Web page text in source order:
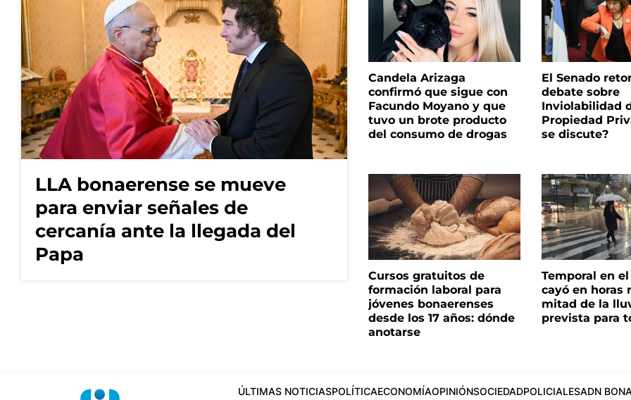
LLA bonaerense se mueve
para enviar señales de
cercanía ante la llegada del
Papa
Candela Arizaga
confirmó que sigue con
Facundo Moyano y que
tuvo un brote producto
del consumo de drogas
El Senado
debate sobre
Inviolabilidad
Propiedad
se discute?
Cursos gratuitos de
formación laboral para
jóvenes bonaerenses
desde los 17 años: dónde
anotarse
Temporal en el
cayó en horas
mitad de la
prevista para
ÚLTIMAS NOTICIASPOLÍTICAECONOMÍAOPINIÓNSOCIEDADPOLICIALESADN